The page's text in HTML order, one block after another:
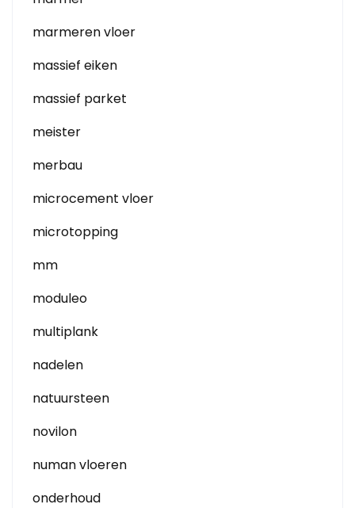
marmeren vloer
massief eiken
massief parket
meister
merbau
microcement vloer
microtopping
mm
moduleo
multiplank
nadelen
natuursteen
novilon
numan vloeren
onderhoud